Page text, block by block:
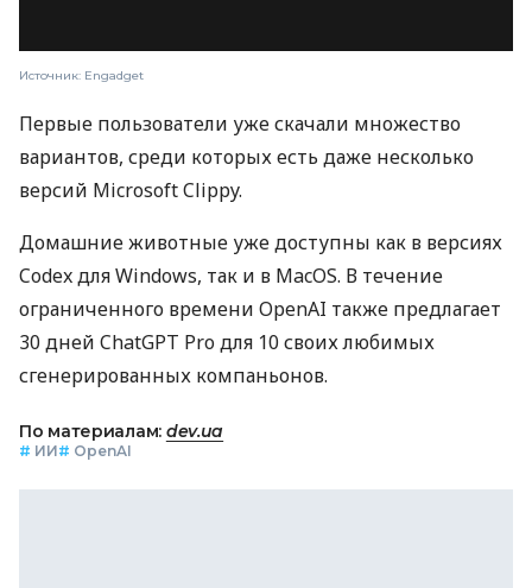
Источник: Engadget
Первые пользователи уже скачали множество
вариантов, среди которых есть даже несколько
версий Microsoft Clippy.
Домашние животные уже доступны как в версиях
Codex для Windows, так и в MacOS. В течение
ограниченного времени OpenAI также предлагает
30 дней ChatGPT Pro для 10 своих любимых
сгенерированных компаньонов.
По материалам: dev.ua
# ИИ# OpenAI